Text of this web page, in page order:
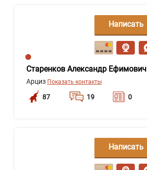
Старенков Александр Ефимович
Арциз Показать контакты
87 19 0
Написать
сообщение
Написать
сообщение